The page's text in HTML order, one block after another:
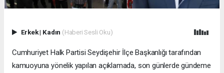
Erkek| Kadın (Haberi Sesli Oku)
Cumhuriyet Halk Partisi Seydişehir İlçe Başkanlığı tarafından
kamuoyuna yönelik yapılan açıklamada, son günlerde gündeme